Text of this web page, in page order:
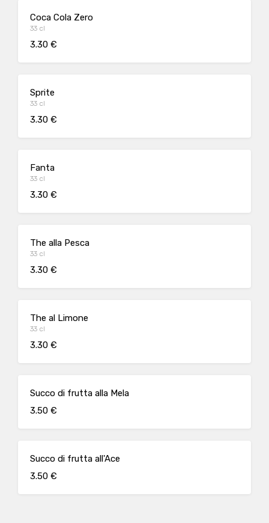
Coca Cola Zero
33 cl
3.30 €
Sprite
33 cl
3.30 €
Fanta
33 cl
3.30 €
The alla Pesca
33 cl
3.30 €
The al Limone
33 cl
3.30 €
Succo di frutta alla Mela
3.50 €
Succo di frutta all'Ace
3.50 €